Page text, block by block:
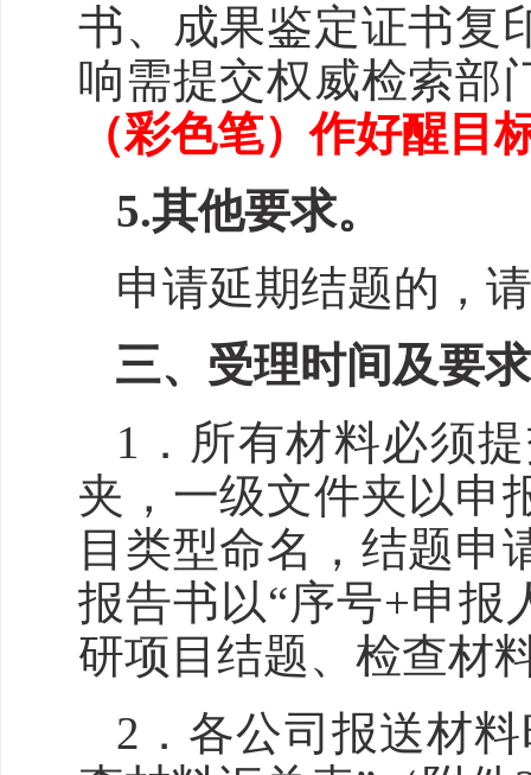
书、成果鉴定证书复
响需提交权威检索部
（彩色笔）作好醒目
5.其他要求。
申请延期结题的，
三、 受理时间及要求
1． 所有材料必须
夹，一级文件夹以申
目类型命名，结题申
报告书以“序号+申报
研项目结题、检查材
2 ．各公司 报送材